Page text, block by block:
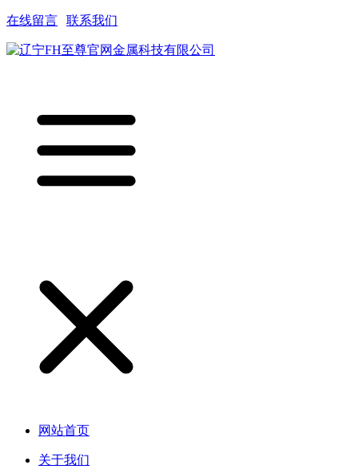
在线留言 联系我们
网站首页
关于我们